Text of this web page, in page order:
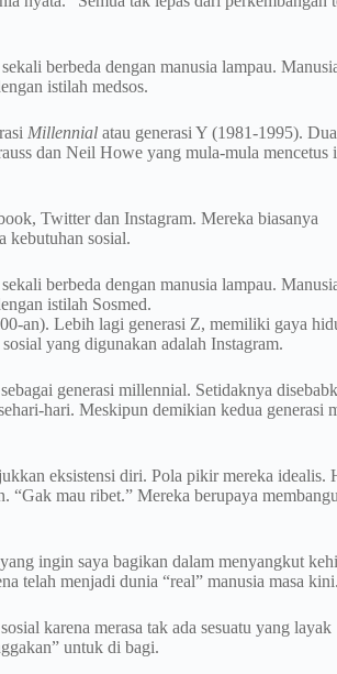
berbeda dengan manusia lampau.
istilah medsos.
Millennial atau generasi Y (1981-1995).
dan Neil Howe yang mula-mula mencetus
Twitter dan Instagram. Mereka biasanya
kebutuhan sosial.
berbeda dengan manusia lampau.
istilah Sosmed.
an). Lebih lagi generasi Z, memiliki gaya
yang digunakan adalah Instagram.
generasi millennial. Setidaknya
hari. Meskipun demikian kedua generasi
eksistensi diri. Pola pikir mereka idealis.
“Gak mau ribet.” Mereka berupaya
ingin saya bagikan dalam menyangkut
telah menjadi dunia “real” manusia masa kini.
karena merasa tak ada sesuatu yang layak
untuk di bagi.